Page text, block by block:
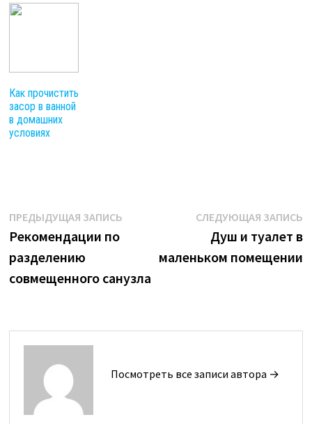
Как прочистить
засор в ванной
в домашних
условиях
Навигация
по
записям
ПРЕДЫДУЩАЯ ЗАПИСЬПредыдущая
Рекомендации по
разделению
совмещенного санузла
СЛЕДУЮЩАЯ ЗАПИСЬ
Душ и туалет в
маленьком помещении
Посмотреть все записи автора →